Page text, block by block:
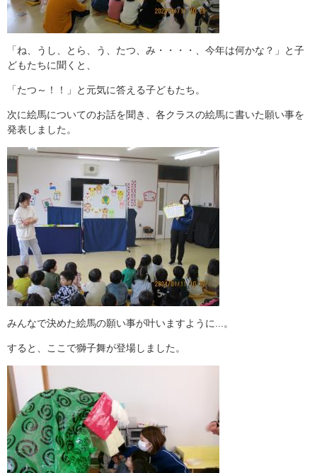
「ね、うし、とら、う、たつ、み・・・・、今年は何かな？」と子
どもたちに聞くと、
「たつ～！！」と元気に答える子どもたち。
次に絵馬についてのお話を聞き、各クラスの絵馬に書いた願い事を
発表しました。
みんなで決めた絵馬の願い事が叶いますように...。
すると、ここで獅子舞が登場しました。